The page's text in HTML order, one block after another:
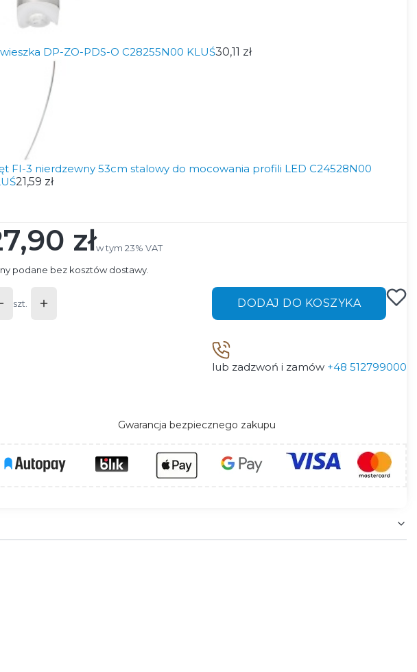
DP-ZO-PDS-O C28255N00 KLUŚ30,11 zł
FI-3 nierdzewny 53cm stalowy do mocowania profili LED C24528N00
21,59 zł
złw tym 23% VAT
w tym 23% VAT
podane bez kosztów dostawy.
szt. DODAJ DO KOSZYKA
lub zadzwoń i zamów +48 512799000
Gwarancja bezpiecznego zakupu